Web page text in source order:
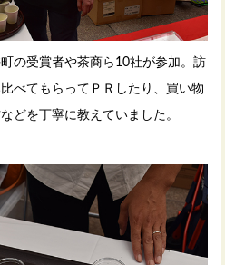
の受賞者や茶商ら10社が参加。訪
べてもらってＰＲしたり、買い物
どを丁寧に教えていました。